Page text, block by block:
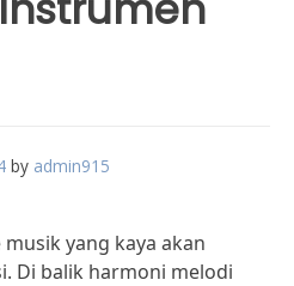
by admin915
yang kaya akan
Di balik harmoni melodi